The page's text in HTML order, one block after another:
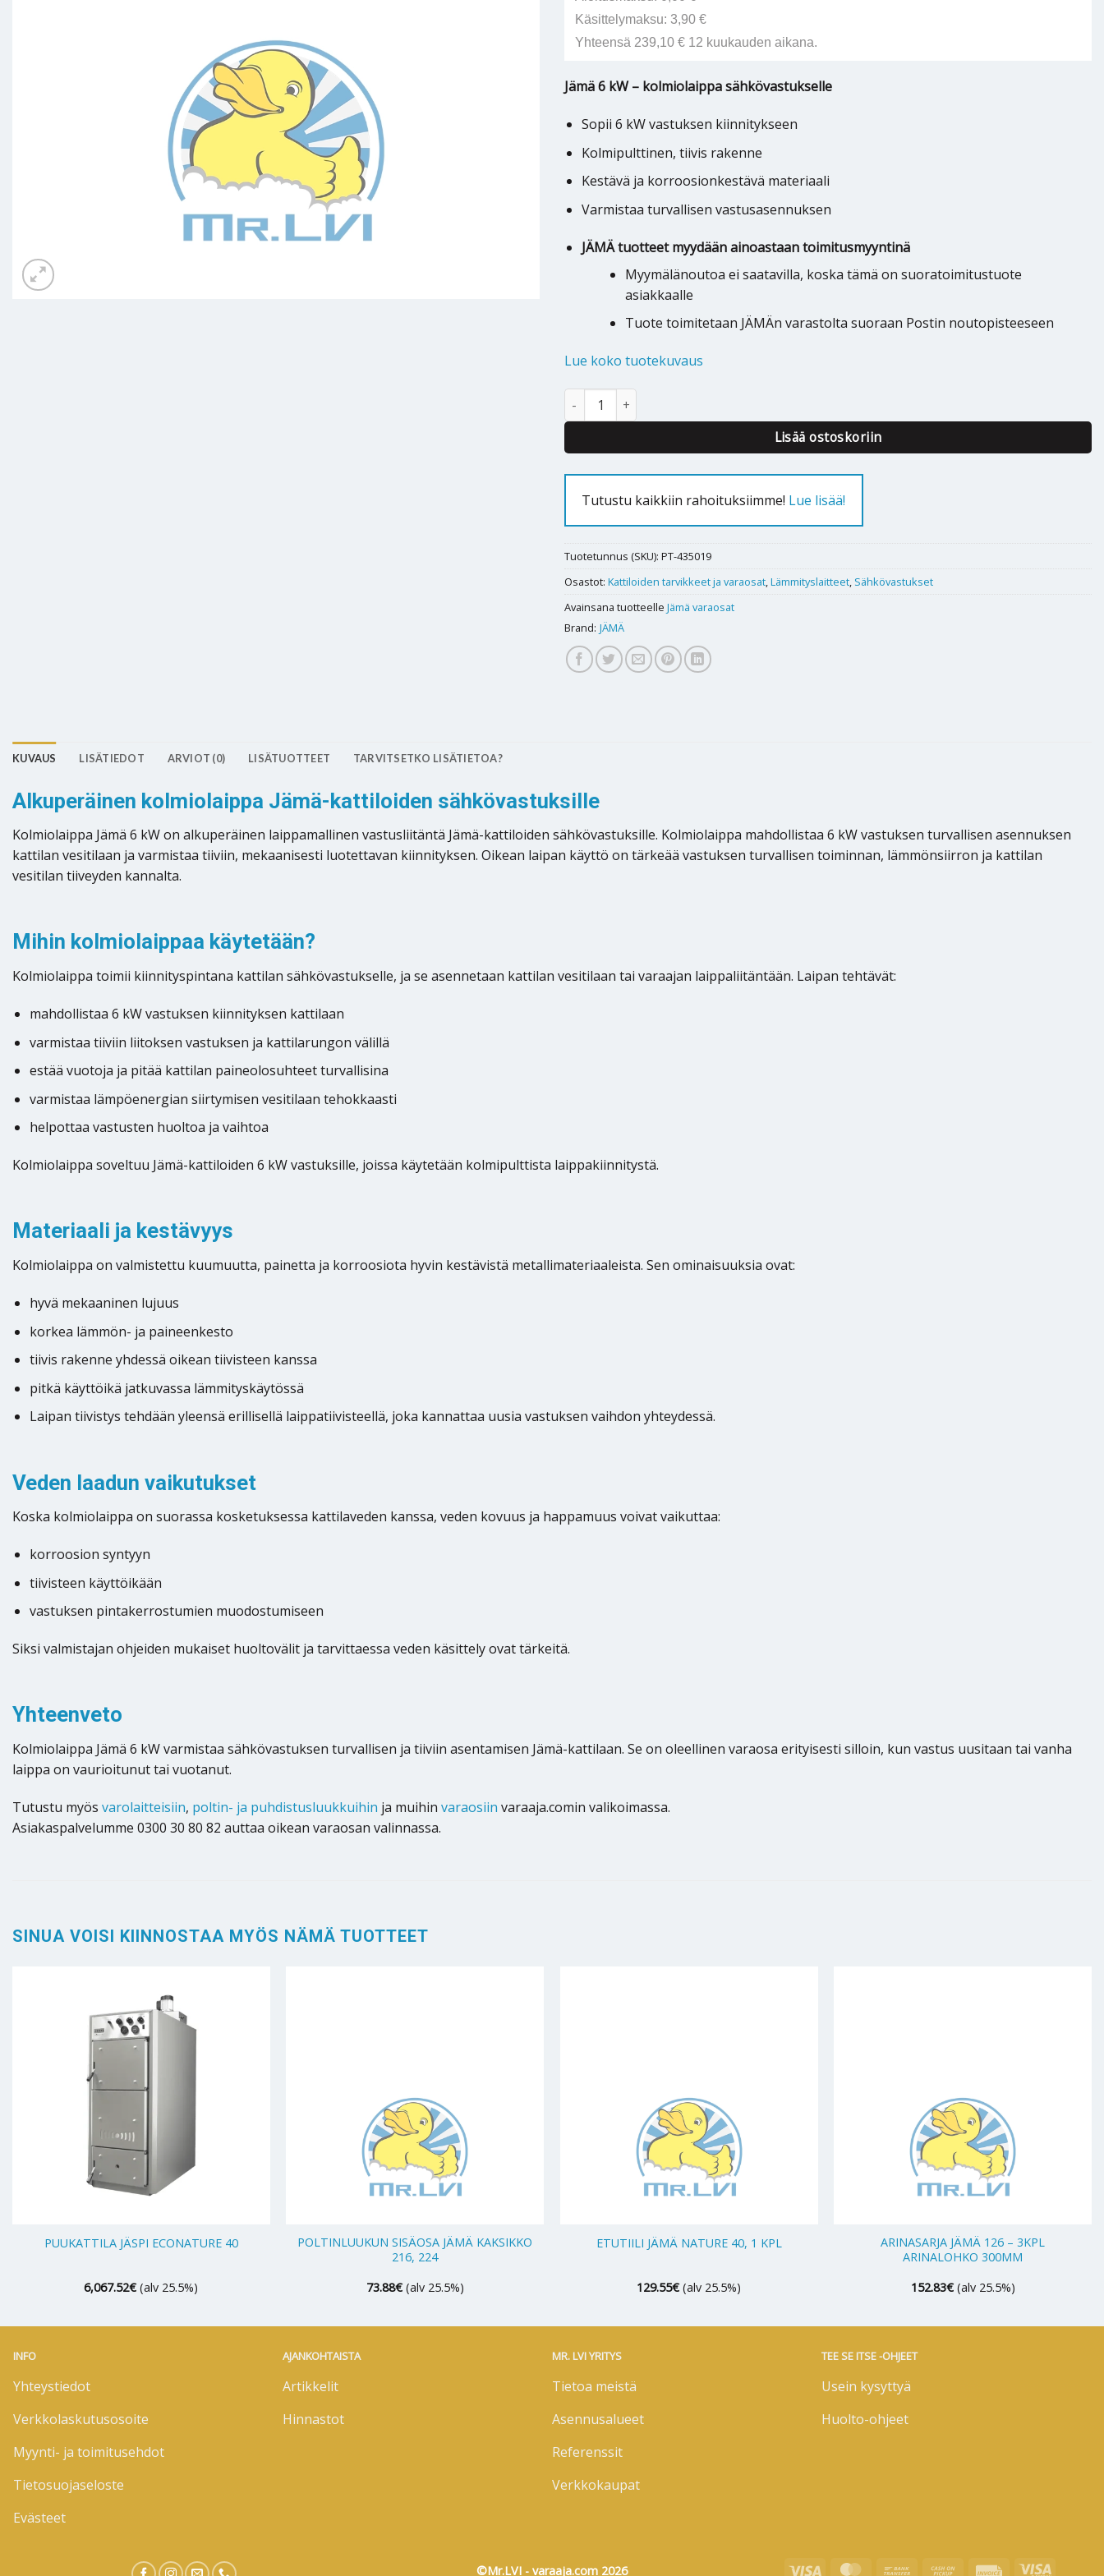
Käsittelymaksu: 3,90 €
Yhteensä 239,10 € 12 kuukauden aikana.
Jämä 6 kW – kolmiolaippa sähkövastukselle
Sopii 6 kW vastuksen kiinnitykseen
Kolmipulttinen, tiivis rakenne
Kestävä ja korroosionkestävä materiaali
Varmistaa turvallisen vastusasennuksen
JÄMÄ tuotteet myydään ainoastaan toimitusmyyntinä
Myymälänoutoa ei saatavilla, koska tämä on suoratoimitustuote
asiakkaalle
Tuote toimitetaan JÄMÄn varastolta suoraan Postin noutopisteeseen
Lue koko tuotekuvaus
Kolmiolaippa Jämä 6 kW määrä
Lisää ostoskoriin
Tutustu kaikkiin rahoituksiimme! Lue lisää!
Tuotetunnus (SKU): PT-435019
Osastot: Kattiloiden tarvikkeet ja varaosat Lämmityslaitteet Sähkövastukset
Avainsana tuotteelle Jämä varaosat
Brand: JÄMÄ
KUVAUS LISÄTIEDOT ARVIOT (0) LISÄTUOTTEET TARVITSETKO LISÄTIETOA?
Alkuperäinen kolmiolaippa Jämä-kattiloiden sähkövastuksille
Kolmiolaippa Jämä 6 kW on alkuperäinen laippamallinen vastusliitäntä Jämä-kattiloiden sähkövastuksille. Kolmiolaippa mahdollistaa 6 kW vastuksen turvallisen asennuksen
kattilan vesitilaan ja varmistaa tiiviin, mekaanisesti luotettavan kiinnityksen. Oikean laipan käyttö on tärkeää vastuksen turvallisen toiminnan, lämmönsiirron ja kattilan
vesitilan tiiveyden kannalta.
Mihin kolmiolaippaa käytetään?
Kolmiolaippa toimii kiinnityspintana kattilan sähkövastukselle, ja se asennetaan kattilan vesitilaan tai varaajan laippaliitäntään. Laipan tehtävät:
mahdollistaa 6 kW vastuksen kiinnityksen kattilaan
varmistaa tiiviin liitoksen vastuksen ja kattilarungon välillä
estää vuotoja ja pitää kattilan paineolosuhteet turvallisina
varmistaa lämpöenergian siirtymisen vesitilaan tehokkaasti
helpottaa vastusten huoltoa ja vaihtoa
Kolmiolaippa soveltuu Jämä-kattiloiden 6 kW vastuksille, joissa käytetään kolmipulttista laippakiinnitystä.
Materiaali ja kestävyys
Kolmiolaippa on valmistettu kuumuutta, painetta ja korroosiota hyvin kestävistä metallimateriaaleista. Sen ominaisuuksia ovat:
hyvä mekaaninen lujuus
korkea lämmön- ja paineenkesto
tiivis rakenne yhdessä oikean tiivisteen kanssa
pitkä käyttöikä jatkuvassa lämmityskäytössä
Laipan tiivistys tehdään yleensä erillisellä laippatiivisteellä, joka kannattaa uusia vastuksen vaihdon yhteydessä.
Veden laadun vaikutukset
Koska kolmiolaippa on suorassa kosketuksessa kattilaveden kanssa, veden kovuus ja happamuus voivat vaikuttaa:
korroosion syntyyn
tiivisteen käyttöikään
vastuksen pintakerrostumien muodostumiseen
Siksi valmistajan ohjeiden mukaiset huoltovälit ja tarvittaessa veden käsittely ovat tärkeitä.
Yhteenveto
Kolmiolaippa Jämä 6 kW varmistaa sähkövastuksen turvallisen ja tiiviin asentamisen Jämä-kattilaan. Se on oleellinen varaosa erityisesti silloin, kun vastus uusitaan tai vanha
laippa on vaurioitunut tai vuotanut.
Tutustu myös varolaitteisiin, poltin- ja puhdistusluukkuihin ja muihin varaosiin varaaja.comin valikoimassa.
Asiakaspalvelumme 0300 30 80 82 auttaa oikean varaosan valinnassa.
SINUA VOISI KIINNOSTAA MYÖS NÄMÄ TUOTTEET
PUUKATTILA JÄSPI ECONATURE 40
6,067.52€ (alv 25.5%)
POLTINLUUKUN SISÄOSA JÄMÄ KAKSIKKO
216, 224
73.88€ (alv 25.5%)
ETUTIILI JÄMÄ NATURE 40, 1 KPL
129.55€ (alv 25.5%)
ARINASARJA JÄMÄ 126 – 3KPL
ARINALOHKO 300MM
152.83€ (alv 25.5%)
INFO
Yhteystiedot
Verkkolaskutusosoite
Myynti- ja toimitusehdot
Tietosuojaseloste
Evästeet
AJANKOHTAISTA
Artikkelit
Hinnastot
MR. LVI YRITYS
Tietoa meistä
Asennusalueet
Referenssit
Verkkokaupat
TEE SE ITSE -OHJEET
Usein kysyttyä
Huolto-ohjeet
©Mr.LVI - varaaja.com 2026 Visa MasterCardBank Cash Invoice Visa